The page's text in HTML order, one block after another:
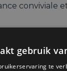
conviviale
gebruik
te